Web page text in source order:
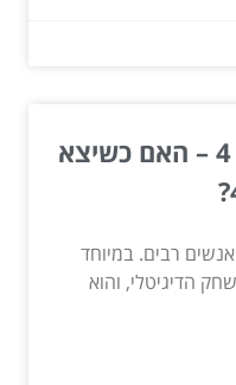
משחקים לפלייסטיישן 4 – האם כשיצא
אנשים רבים. במיוחד
הדיגיטלי, והוא